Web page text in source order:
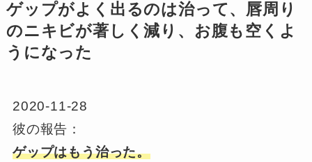
ゲップがよく出るのは治って、唇周り
のニキビが著しく減り、お腹も空くよ
うになった
2020-11-28
彼の報告：
ゲップはもう治った。